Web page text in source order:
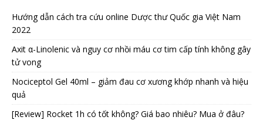
Hướng dẫn cách tra cứu online Dược thư Quốc gia Việt Nam
2022
Axit α-Linolenic và nguy cơ nhồi máu cơ tim cấp tính không gây
tử vong
Nociceptol Gel 40ml – giảm đau cơ xương khớp nhanh và hiệu
quả
[Review] Rocket 1h có tốt không? Giá bao nhiêu? Mua ở đâu?